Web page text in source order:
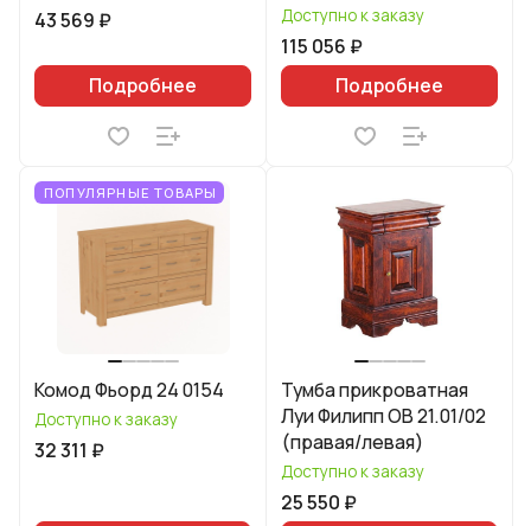
43 569 ₽
Подробнее
Доступно к заказу
115 056 ₽
Подробнее
ПОПУЛЯРНЫЕ ТОВАРЫ
Комод Фьорд 24 0154
Доступно к заказу
32 311 ₽
Тумба прикроватная
Луи Филипп ОВ 21.01/02
(правая/левая)
Доступно к заказу
25 550 ₽